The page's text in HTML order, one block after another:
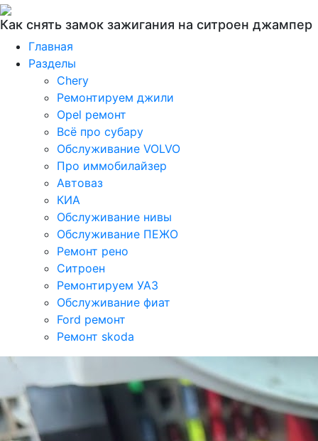
Как снять замок зажигания на ситроен джампер
Главная
Разделы
Chery
Ремонтируем джили
Opel ремонт
Всё про субару
Обслуживание VOLVO
Про иммобилайзер
Автоваз
КИА
Обслуживание нивы
Обслуживание ПЕЖО
Ремонт рено
Ситроен
Ремонтируем УАЗ
Обслуживание фиат
Ford ремонт
Ремонт skoda